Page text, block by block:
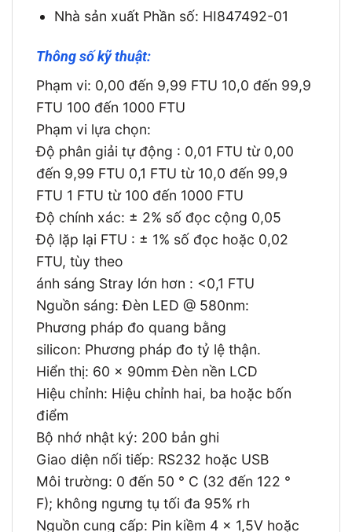
Nhà sản xuất Phần số: HI847492-01
Thông số kỹ thuật:
Phạm vi: 0,00 đến 9,99 FTU 10,0 đến 99,9
FTU 100 đến 1000 FTU
Phạm vi lựa chọn:
Độ phân giải tự động : 0,01 FTU từ 0,00
đến 9,99 FTU 0,1 FTU từ 10,0 đến 99,9
FTU 1 FTU từ 100 đến 1000 FTU
Độ chính xác: ± 2% số đọc cộng 0,05
Độ lặp lại FTU : ± 1% số đọc hoặc 0,02
FTU, tùy theo
ánh sáng Stray lớn hơn : <0,1 FTU
Nguồn sáng: Đèn LED @ 580nm:
Phương pháp đo quang bằng
silicon: Phương pháp đo tỷ lệ thận.
Hiển thị: 60 x 90mm Đèn nền LCD
Hiệu chỉnh: Hiệu chỉnh hai, ba hoặc bốn
điểm
Bộ nhớ nhật ký: 200 bản ghi
Giao diện nối tiếp: RS232 hoặc USB
Môi trường: 0 đến 50 ° C (32 đến 122 °
F); không ngưng tụ tối đa 95% rh
Nguồn cung cấp: Pin kiềm 4 x 1,5V hoặc